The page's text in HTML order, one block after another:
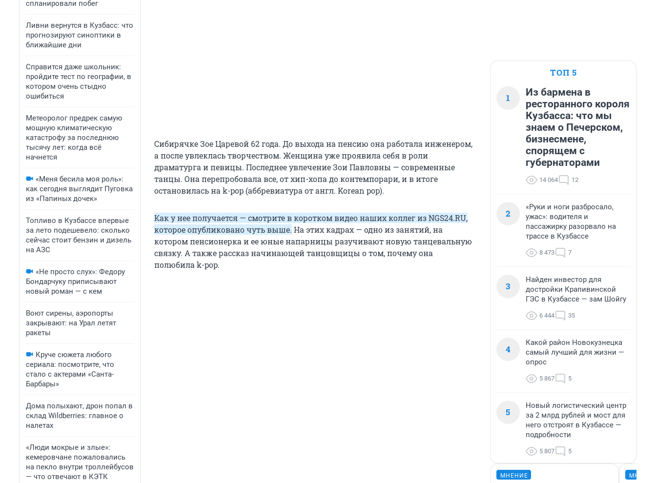
спланировали побег
Ливни вернутся в Кузбасс: что
прогнозируют синоптики в
ближайшие дни
Справится даже школьник:
пройдите тест по географии, в
котором очень стыдно
ошибиться
Метеоролог предрек самую
мощную климатическую
катастрофу за последнюю
тысячу лет: когда всё
начнется
«Меня бесила моя роль»:
как сегодня выглядит Пуговка
из «Папиных дочек»
Топливо в Кузбассе впервые
за лето подешевело: сколько
сейчас стоит бензин и дизель
на АЗС
«Не просто слух»: Федору
Бондарчуку приписывают
новый роман — с кем
Воют сирены, аэропорты
закрывают: на Урал летят
ракеты
Круче сюжета любого
сериала: посмотрите, что
стало с актерами «Санта-
Барбары»
Дома полыхают, дрон попал в
склад Wildberries: главное о
налетах
«Люди мокрые и злые»:
кемеровчане пожаловались
на пекло внутри троллейбусов
— что отвечают в КЭТК
Сибирячке Зое Царевой 62 года. До выхода на пенсию она работала инженером,
а после увлеклась творчеством. Женщина уже проявила себя в роли
драматурга и певицы. Последнее увлечение Зои Павловны — современные
танцы. Она перепробовала все, от хип-хопа до контемпорари, и в итоге
остановилась на k-pop (аббревиатура от англ. Korean pop).
Как у нее получается — смотрите в коротком видео наших коллег изNGS24.RU,
которое опубликовано чуть выше. На этих кадрах — одно из занятий, на
котором пенсионерка и ее юные напарницы разучивают новую танцевальную
связку. А также рассказ начинающей танцовщицы о том, почему она
полюбила k-pop.
ТОП 5
1
Из бармена в
ресторанного короля
Кузбасса: что мы
знаем о Печерском,
бизнесмене,
спорящем с
губернаторами
14 064 12
2
«Руки и ноги разбросало,
ужас»: водителя и
пассажирку разорвало на
трассе в Кузбассе
8 473 7
3
Найден инвестор для
достройки Крапивинской
ГЭС в Кузбассе — зам Шойгу
6 444 35
4
Какой район Новокузнецка
самый лучший для жизни —
опрос
5 867 5
5
Новый логистический центр
за 2 млрд рублей и мост для
него отстроят в Кузбассе —
подробности
5 807 5
МНЕНИЕ